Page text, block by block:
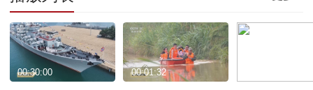
00:30:00 00:01:32